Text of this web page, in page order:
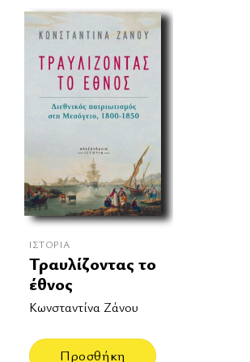
ΙΣΤΟΡΊΑ
Τραυλίζοντας το
έθνος
Κωνσταντίνα Ζάνου
Προσθήκη